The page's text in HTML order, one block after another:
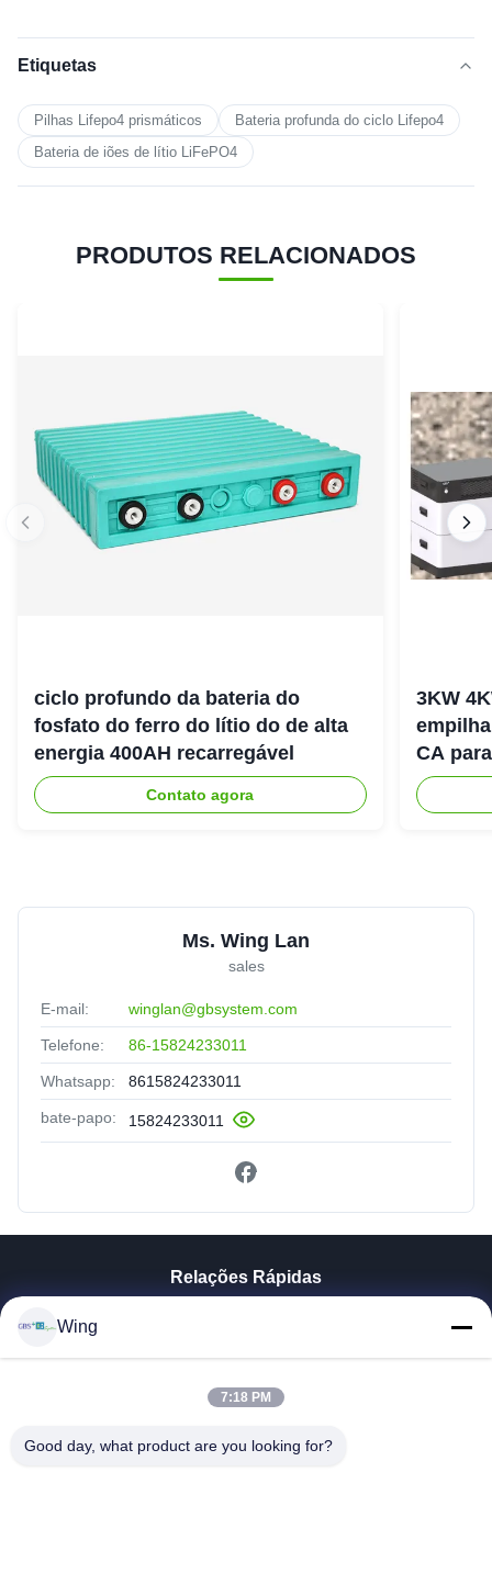
Etiquetas
Pilhas Lifepo4 prismáticos
Bateria profunda do ciclo Lifepo4
Bateria de iões de lítio LiFePO4
PRODUTOS RELACIONADOS
ciclo profundo da bateria do
fosfato do ferro do lítio do de alta
energia 400AH recarregável
Contato agora
3KW
CA
Ms. Wing Lan
sales
E-mail: winglan@gbsystem.com
Telefone: 86-15824233011
Whatsapp: 8615824233011
bate-papo: 15824233011
Relações Rápidas
Espetáculo VR
Visita À Fábrica
Wing
7:18 PM
Good day, what product are you looking for?